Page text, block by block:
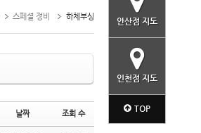
스페셜 정비 하체부싱
날짜 조회 수
안산점 지도
인천점 지도
TOP